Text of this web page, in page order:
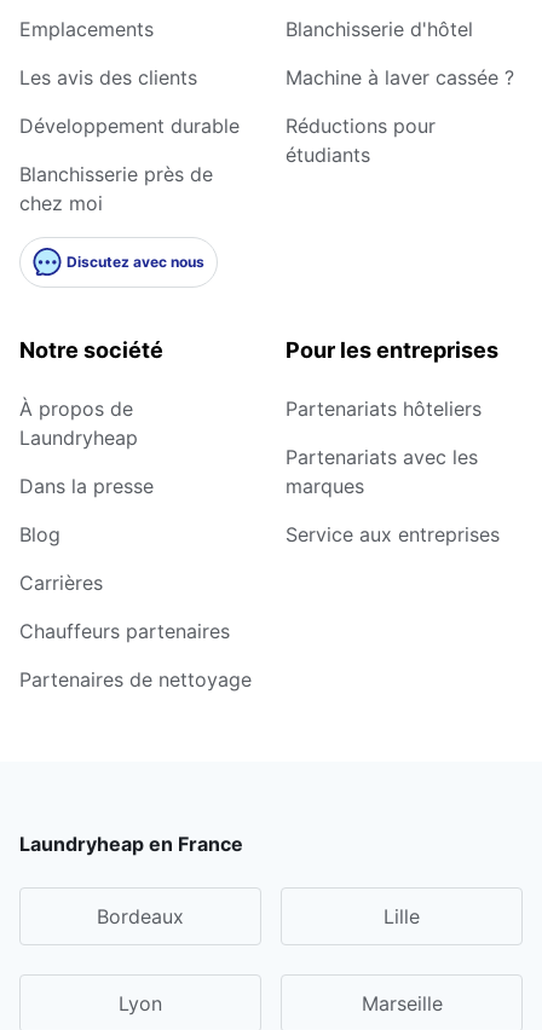
Emplacements
Les avis des clients
Développement durable
Blanchisserie près de
chez moi
Discutez avec nous
Blanchisserie d'hôtel
Machine à laver cassée ?
Réductions pour
étudiants
Notre société
À propos de
Laundryheap
Dans la presse
Blog
Carrières
Chauffeurs partenaires
Partenaires de nettoyage
Pour les entreprises
Partenariats hôteliers
Partenariats avec les
marques
Service aux entreprises
Laundryheap en France
Bordeaux Lille
Lyon Marseille